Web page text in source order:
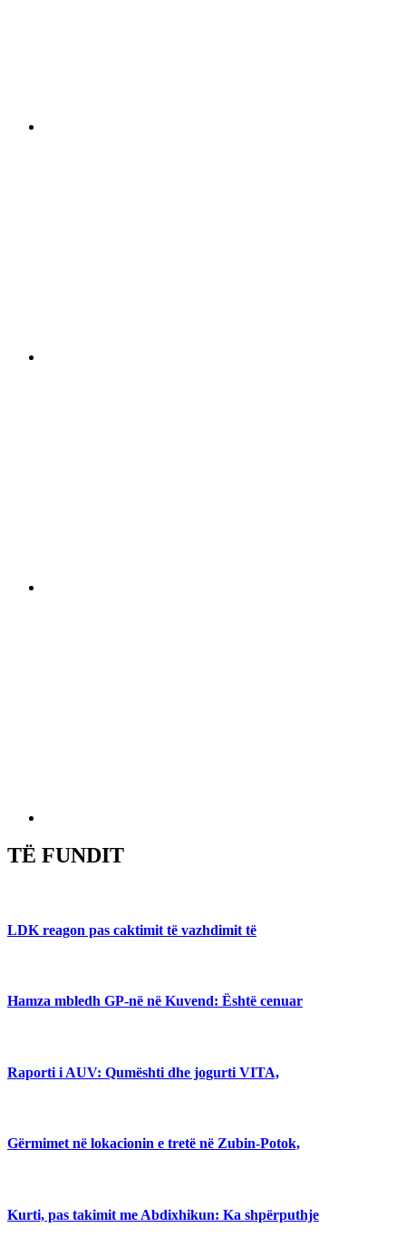
TË FUNDIT
LDK reagon pas caktimit të vazhdimit të
Hamza mbledh GP-në në Kuvend: Është cenuar
Raporti i AUV: Qumështi dhe jogurti VITA,
Gërmimet në lokacionin e tretë në Zubin-Potok,
Kurti, pas takimit me Abdixhikun: Ka shpërputhje